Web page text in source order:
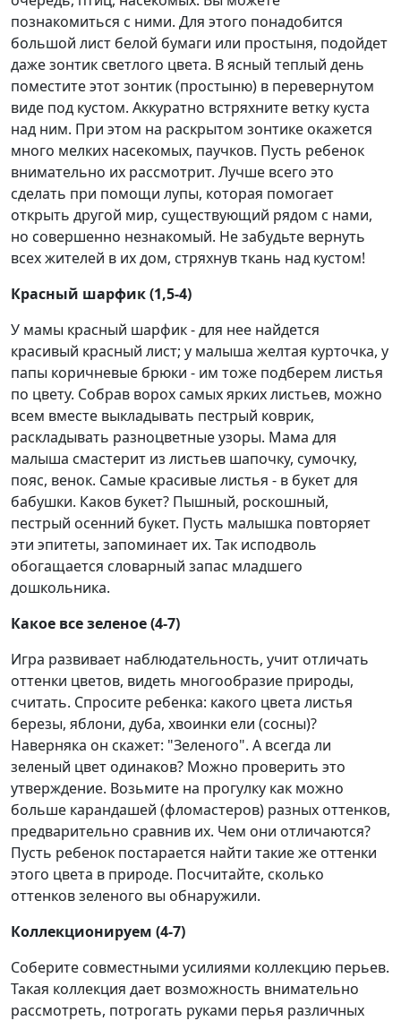
познакомиться с ними. Для этого понадобится
большой лист белой бумаги или простыня, подойдет
даже зонтик светлого цвета. В ясный теплый день
поместите этот зонтик (простыню) в перевернутом
виде под кустом. Аккуратно встряхните ветку куста
над ним. При этом на раскрытом зонтике окажется
много мелких насекомых, паучков. Пусть ребенок
внимательно их рассмотрит. Лучше всего это
сделать при помощи лупы, которая помогает
открыть другой мир, существующий рядом с нами,
но совершенно незнакомый. Не забудьте вернуть
всех жителей в их дом, стряхнув ткань над кустом!
Красный шарфик (1,5-4)
У мамы красный шарфик - для нее найдется
красивый красный лист; у малыша желтая курточка, у
папы коричневые брюки - им тоже подберем листья
по цвету. Собрав ворох самых ярких листьев, можно
всем вместе выкладывать пестрый коврик,
раскладывать разноцветные узоры. Мама для
малыша смастерит из листьев шапочку, сумочку,
пояс, венок. Самые красивые листья - в букет для
бабушки. Каков букет? Пышный, роскошный,
пестрый осенний букет. Пусть малышка повторяет
эти эпитеты, запоминает их. Так исподволь
обогащается словарный запас младшего
дошкольника.
Какое все зеленое (4-7)
Игра развивает наблюдательность, учит отличать
оттенки цветов, видеть многообразие природы,
считать. Спросите ребенка: какого цвета листья
березы, яблони, дуба, хвоинки ели (сосны)?
Наверняка он скажет: "Зеленого". А всегда ли
зеленый цвет одинаков? Можно проверить это
утверждение. Возьмите на прогулку как можно
больше карандашей (фломастеров) разных оттенков,
предварительно сравнив их. Чем они отличаются?
Пусть ребенок постарается найти такие же оттенки
этого цвета в природе. Посчитайте, сколько
оттенков зеленого вы обнаружили.
Коллекционируем (4-7)
Соберите совместными усилиями коллекцию перьев.
Такая коллекция дает возможность внимательно
рассмотреть, потрогать руками перья различных